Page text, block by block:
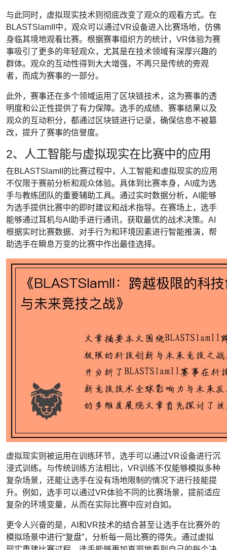
与此同时，虚拟现实技术则彻底改变了观众的观看方式。在
BLASTSlamII中，观众可以通过VR设备进入比赛场地，仿佛
身临其境地观看比赛。根据赛事组织方的统计，VR体验为赛
事吸引了更多的年轻观众，尤其是在技术领域有深厚兴趣的
群体。观众的互动性得到大大增强，不再只是传统的旁观
者，而成为赛事的一部分。
此外，赛事还在多个领域运用了区块链技术，这为赛事的透
明度和公正性提供了有力保障。选手的成绩、赛事结果以及
观众的互动积分，都通过区块链进行记录，确保信息不被篡
改，提升了赛事的信誉度。
2、人工智能与虚拟现实在比赛中的应用
在BLASTSlamII的比赛过程中，人工智能和虚拟现实的应用
不仅限于赛前分析和观众体验。具体到比赛本身，AI成为选
手与教练团队的重要辅助工具。通过实时数据分析，AI能够
为选手提供比赛中的即时建议和战术指导。在赛场上，选手
能够通过耳机与AI助手进行通讯，获取最优的战术决策。AI
根据实时比赛数据、对手行为和环境因素进行智能推演，帮
助选手在瞬息万变的比赛中作出最佳选择。
虚拟现实则被运用在训练环节，选手可以通过VR设备进行沉
浸式训练。与传统训练方法相比，VR训练不仅能够模拟多种
复杂场景，还能让选手在没有场地限制的情况下进行技能提
升。例如，选手可以通过VR体验不同的比赛场景，提前适应
复杂的环境变量，从而在实际比赛中应对自如。
更令人兴奋的是，AI和VR技术的结合甚至让选手在比赛外的
模拟场景中进行“复盘”，分析每一局比赛的得失。通过虚拟